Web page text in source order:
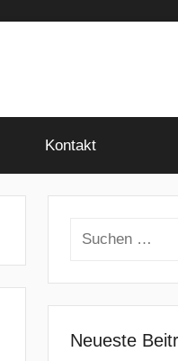
Kontakt
Suchen
Neueste